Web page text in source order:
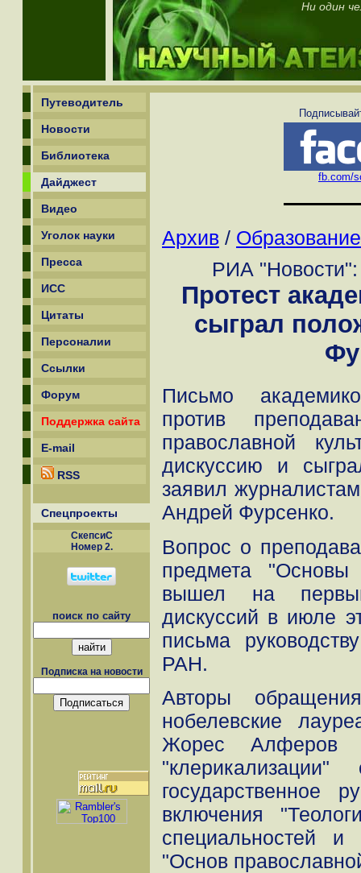
Ни один
Путеводитель
Новости
Библиотека
Дайджест
Видео
Уголок науки
Пресса
ИСС
Цитаты
Персоналии
Ссылки
Форум
Поддержка сайта
E-mail
RSS
Спецпроекты
СкепсиС
Номер 2.
поиск по сайту
Подписка на новости
fb.com/
Архив / Образование
РИА "Новости":
Протест
сыграл
Письмо
против
православной
дискуссию и
заявил
Андрей Фурсенко.
Вопрос о
предмета "Основы
вышел на
дискуссий в июле
письма
РАН.
Авторы
нобелевские
Жорес Алферов
государственное
включения
специальностей
"Основ